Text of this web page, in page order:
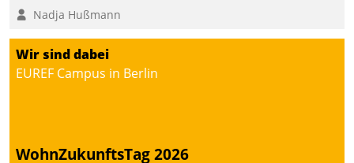
Nadja Hußmann
Wir sind dabei
EUREF Campus in Berlin
WohnZukunftsTag 2026